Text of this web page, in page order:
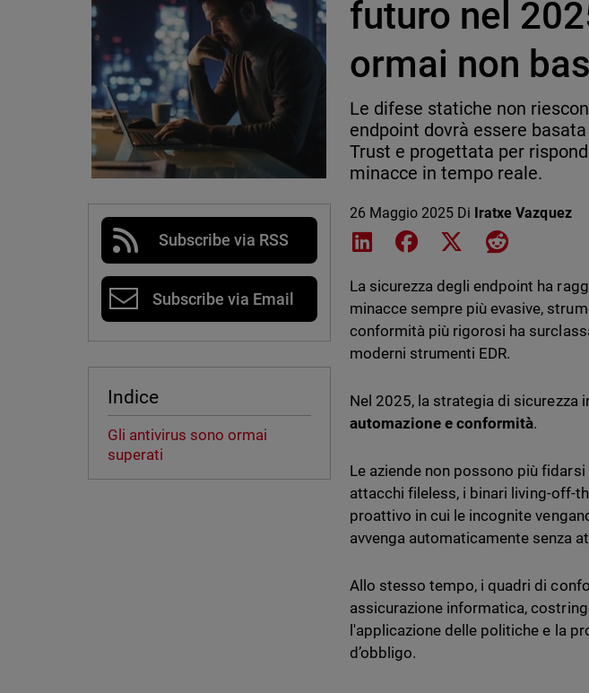
Subscribe via RSS
Subscribe via Email
Indice
Gli antivirus sono ormai
superati
futuro nel
ormai non
Le difese statiche non
endpoint dovrà essere
Trust e progettata per
minacce in tempo reale.
26 Maggio 2025 Di Iratxe Vazquez
Share on LinkedIn
Share on Facebook
Share on XShare on
La sicurezza degli endpoint ha
minacce sempre più evasive,
conformità più rigorosi ha
moderni strumenti EDR.
Nel 2025, la strategia di sicurezza
automazione e conformità.
Le aziende non possono più
attacchi fileless, i binari living-off-
proattivo in cui le incognite
avvenga automaticamente senza
Allo stesso tempo, i quadri di
assicurazione informatica,
l'applicazione delle politiche e la
d’obbligo.